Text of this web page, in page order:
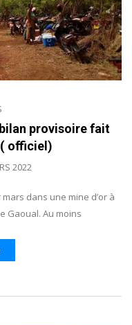
provisoire fait
officiel)
2022
dans une mine d’or à
Gaoual. Au moins